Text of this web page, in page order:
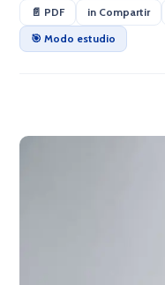
📄 PDF in Compartir
🎯 Modo estudio